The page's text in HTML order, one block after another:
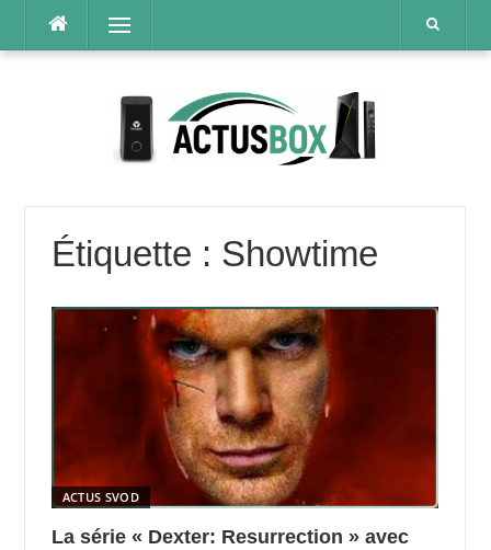
contenu
Menu
Étiquette : Showtime
ACTUS SVOD
La série « Dexter: Resurrection » avec